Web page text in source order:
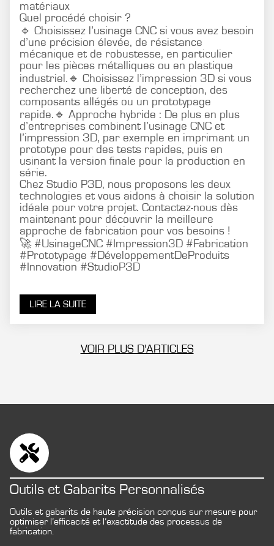
matériaux
Quel procédé choisir ?
🔹 Choisissez l’usinage CNC si vous avez besoin
d’une précision élevée, de résistance
mécanique et de robustesse, en particulier
pour les pièces métalliques ou en plastique
industriel.🔹 Choisissez l’impression 3D si vous
recherchez une liberté de conception, des
composants allégés ou un prototypage
rapide.🔹 Approche hybride : De plus en plus
d’entreprises combinent l’usinage CNC et
l’impression 3D, par exemple en imprimant un
prototype pour des tests rapides, puis en
usinant la version finale pour la production en
série.
Chez Studio P3D, nous proposons les deux
technologies et vous aidons à choisir la solution
idéale pour votre projet. Contactez-nous dès
maintenant pour découvrir la meilleure
approche de fabrication pour vos besoins !
🚀 #UsinageCNC #Impression3D #Fabrication
#Prototypage #DéveloppementDeProduits
#Innovation #StudioP3D
LIRE LA SUITE
VOIR PLUS D'ARTICLES
Outils et Gabarits Personnalisés
Outils et gabarits de haute précision conçus sur mesure pour
optimiser l’efficacité et l’exactitude des processus de
fabrication.